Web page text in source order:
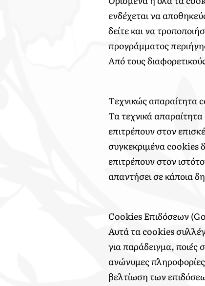
ενδέχεται να
δείτε και να
προγράμματος
Από τους
Tεχνικώς απαραίτητα
Τα τεχνικά
επιτρέπουν στον
συγκεκριμένα cookies
επιτρέπουν στον
απαντήσει σε κάποια
Cookies Επιδόσεων
Αυτά τα cookies
για παράδειγμα, ποιές
ανώνυμες πληροφορίες
βελτίωση των